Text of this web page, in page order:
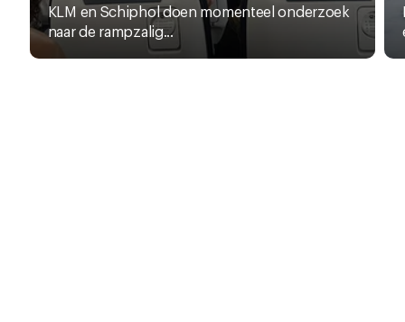
KLM en Schiphol doen momenteel onderzoek
naar de rampzalig...